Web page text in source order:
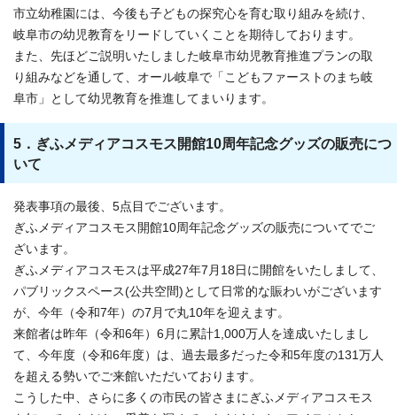
市立幼稚園には、今後も子どもの探究心を育む取り組みを続け、
岐阜市の幼児教育をリードしていくことを期待しております。
また、先ほどご説明いたしました岐阜市幼児教育推進プランの取
り組みなどを通して、オール岐阜で「こどもファーストのまち岐
阜市」として幼児教育を推進してまいります。
5．ぎふメディアコスモス開館10周年記念グッズの販売につ
いて
発表事項の最後、5点目でございます。
ぎふメディアコスモス開館10周年記念グッズの販売についてでご
ざいます。
ぎふメディアコスモスは平成27年7月18日に開館をいたしまして、
パブリックスペース(公共空間)として日常的な賑わいがございます
が、今年（令和7年）の7月で丸10年を迎えます。
来館者は昨年（令和6年）6月に累計1,000万人を達成いたしまし
て、今年度（令和6年度）は、過去最多だった令和5年度の131万人
を超える勢いでご来館いただいております。
こうした中、さらに多くの市民の皆さまにぎふメディアコスモス